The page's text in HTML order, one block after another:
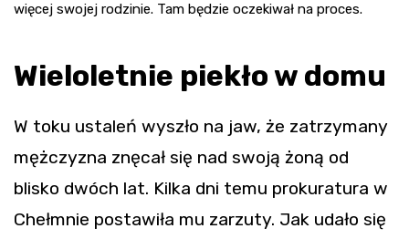
więcej swojej rodzinie. Tam będzie oczekiwał na proces.
Wieloletnie piekło w domu
W toku ustaleń wyszło na jaw, że zatrzymany
mężczyzna znęcał się nad swoją żoną od
blisko dwóch lat. Kilka dni temu prokuratura w
Chełmnie postawiła mu zarzuty. Jak udało się